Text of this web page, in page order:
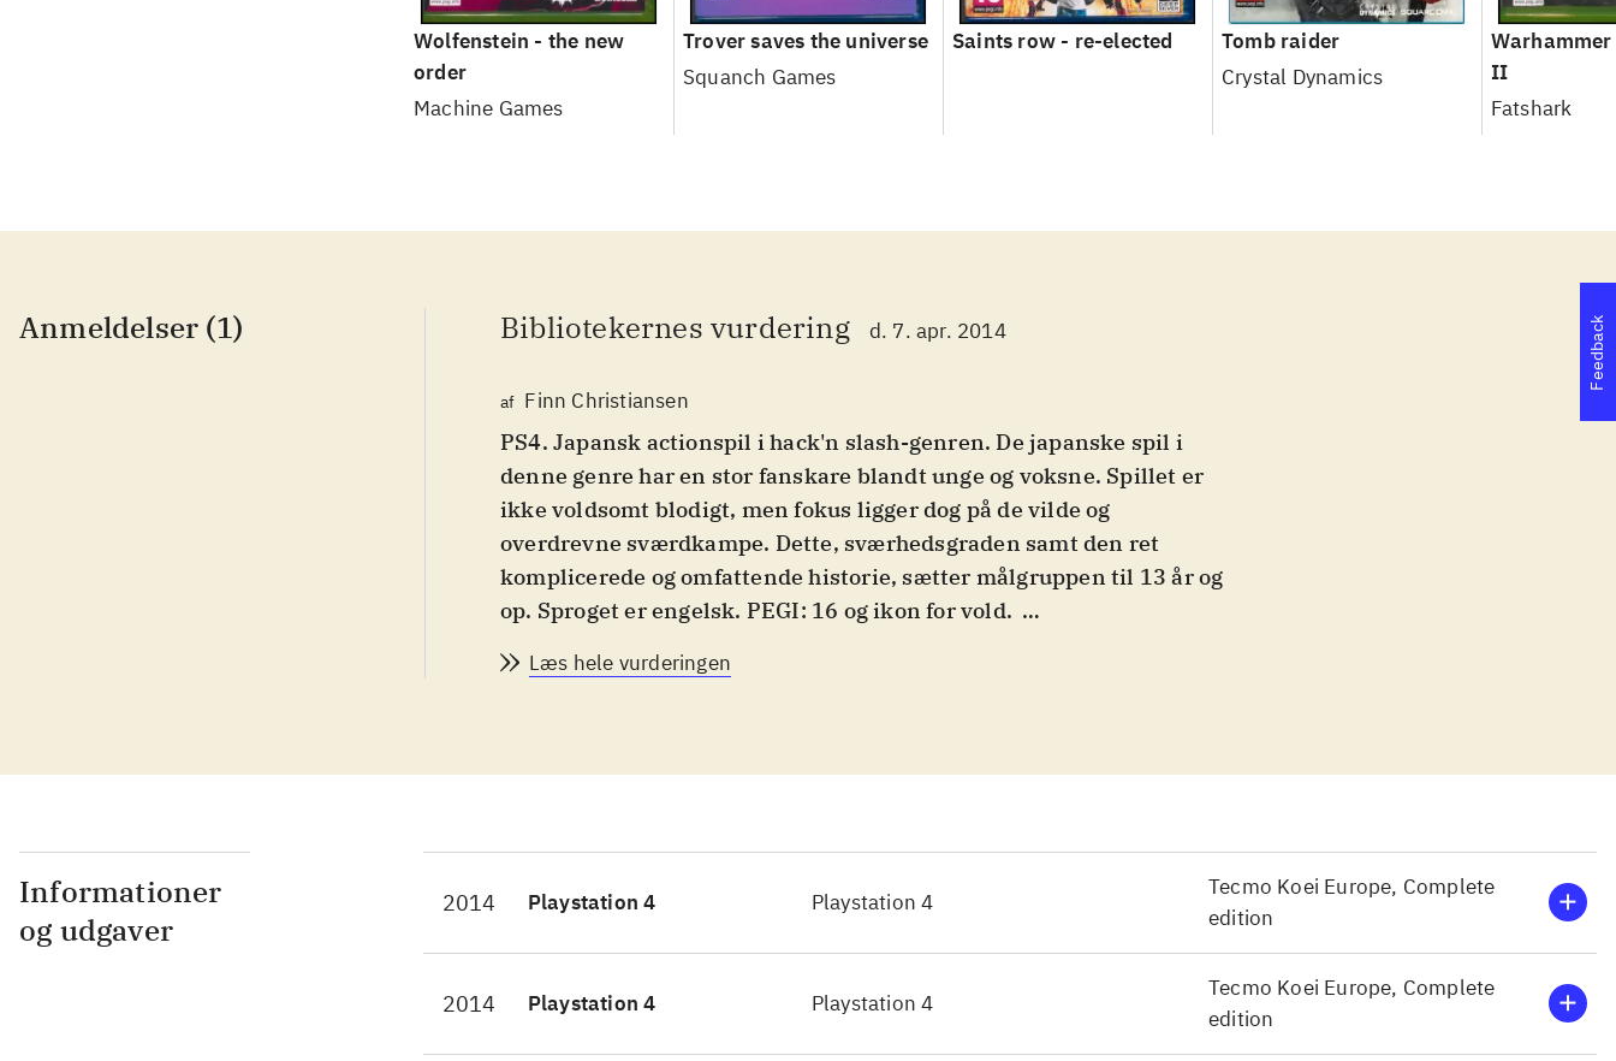
Wolfenstein - the new
order
Machine Games
Trover saves the universe
Squanch Games
Saints row - re-elected
Tomb raider
Crystal Dynamics
II
Fatshark
Anmeldelser (1) Bibliotekernes vurdering d. 7. apr. 2014
af Finn Christiansen
PS4. Japansk actionspil i hack'n slash-genren. De japanske spil i
denne genre har en stor fanskare blandt unge og voksne. Spillet er
ikke voldsomt blodigt, men fokus ligger dog på de vilde og
overdrevne sværdkampe. Dette, sværhedsgraden samt den ret
komplicerede og omfattende historie, sætter målgruppen til 13 år og
op. Sproget er engelsk. PEGI: 16 og ikon for vold.
handler spillet om slagene mellem de ældgamle kinesiske
indeholder en ny historie om generalen Lü Bu samt fem nye spilbare
gennemføre. Købsargumentet er derimod, at nærværende spil er det
første i serien til PS4-platformen, så man nu kan nyde spillet i sprød
højopløsning. Hack'n slash kan godt være en ensformig affære, men
DW-universet er så omfattende, at der altid er nyt at tage sig til. Der
150, så selv for erfarne DW-spillere, er der her et nyt niveau at nå.
To spillere kan spille co-op på samme PS4 eller vha. en PS Vita.
Læs hele vurderingen
Informationer
og udgaver
2014 Playstation 4 Playstation 4
Tecmo Koei Europe, Complete
edition
2014 Playstation 4 Playstation 4
Tecmo Koei Europe, Complete
edition
Feedback